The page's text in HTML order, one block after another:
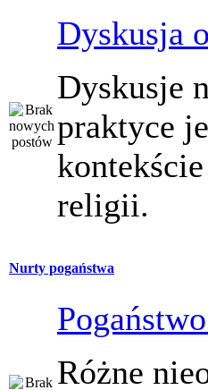
Dyskusja
Dyskusje
praktyce
religii.
Nurty pogaństwa
Różne